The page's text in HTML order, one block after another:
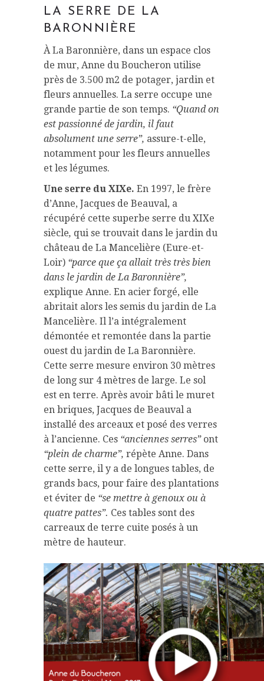
LA SERRE DE LA
BARONNIÈRE
À La Baronnière, dans un espace clos
de mur, Anne du Boucheron utilise
près de 3.500 m2 de potager, jardin et
fleurs annuelles. La serre occupe une
grande partie de son temps. “Quand on
est passionné de jardin, il faut
absolument une serre”, assure-t-elle,
notamment pour les fleurs annuelles
et les légumes.
Une serre du XIXe. En 1997, le frère
d’Anne, Jacques de Beauval, a
récupéré cette superbe serre du XIXe
siècle, qui se trouvait dans le jardin du
château de La Mancelière (Eure-et-
Loir) “parce que ça allait très très bien
dans le jardin de La Baronnière”,
explique Anne. En acier forgé, elle
abritait alors les semis du jardin de La
Mancelière. Il l’a intégralement
démontée et remontée dans la partie
ouest du jardin de La Baronnière.
Cette serre mesure environ 30 mètres
de long sur 4 mètres de large. Le sol
est en terre. Après avoir bâti le muret
en briques, Jacques de Beauval a
installé des arceaux et posé des verres
à l’ancienne. Ces “anciennes serres”ont
“plein de charme”, répète Anne. Dans
cette serre, il y a de longues tables, de
grands bacs, pour faire des plantations
et éviter de “se mettre à genoux ou à
quatre pattes”. Ces tables sont des
carreaux de terre cuite posés à un
mètre de hauteur.